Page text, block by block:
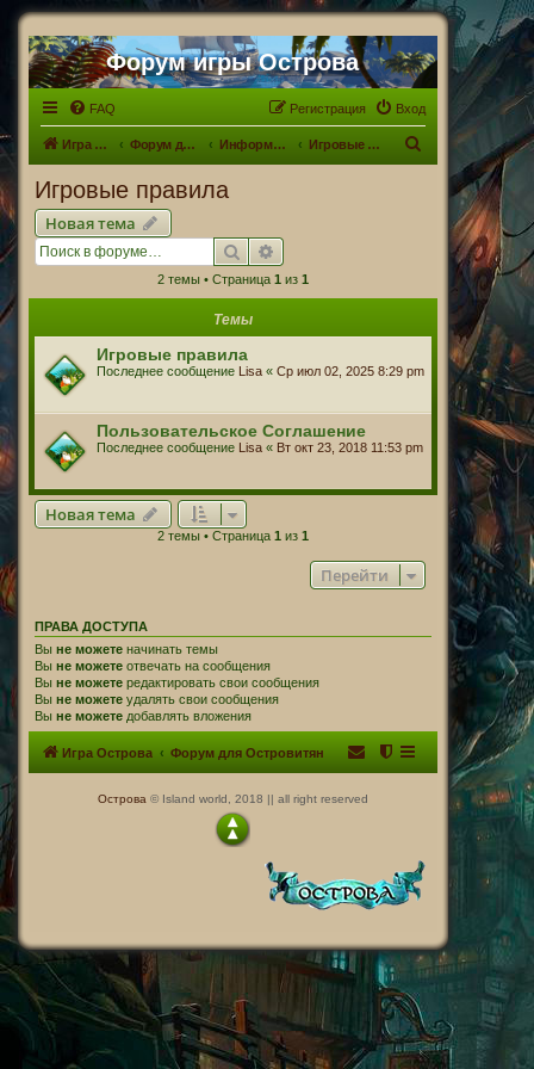
Форум игры Острова
FAQ Вход
Регистрация
Игра Острова Форум для Островитян Информационный раздел Игровые правила
Игровые правила
Новая тема
Поиск
2 темы • Страница 1 из 1
Темы
Игровые правила
Последнее сообщение Lisa « Ср июл 02, 2025 8:29 pm
Пользовательское Соглашение
Последнее сообщение Lisa « Вт окт 23, 2018 11:53 pm
Новая тема
2 темы • Страница 1 из 1
Перейти
ПРАВА ДОСТУПА
Вы не можете начинать темы
Вы не можете отвечать на сообщения
Вы не можете редактировать свои сообщения
Вы не можете удалять свои сообщения
Вы не можете добавлять вложения
Игра Острова Форум для Островитян
Острова © Island world, 2018 || all right reserved